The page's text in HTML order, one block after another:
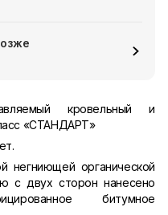
кровельный и
«СТАНДАРТ»
негниющей органической
с двух сторон нанесено
битумное